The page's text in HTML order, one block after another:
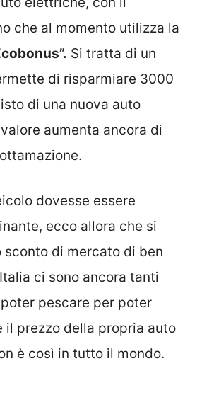
che al momento utilizza la
Si tratta di un
di risparmiare 3000
di una nuova auto
aumenta ancora di
dovesse essere
ecco allora che si
sconto di mercato di ben
ci sono ancora tanti
pescare per poter
il prezzo della propria auto
è così in tutto il mondo.